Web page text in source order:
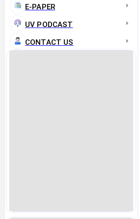
E-PAPER
UV PODCAST
CONTACT US